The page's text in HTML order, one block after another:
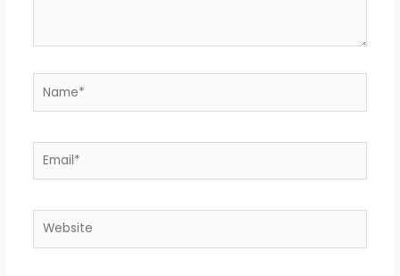
Name*
Email*
Website